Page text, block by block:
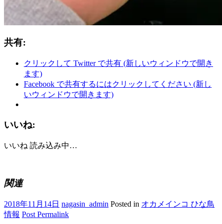
共有:
クリックして Twitter で共有 (新しいウィンドウで開き
ます)
Facebook で共有するにはクリックしてください (新し
いウィンドウで開きます)
いいね:
いいね 読み込み中…
関連
2018年11月14日 nagasin_admin Posted in オカメインコ ひな鳥
情報 Post Permalink